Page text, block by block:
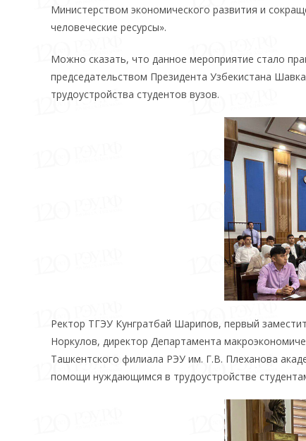
Министерством экономического развития и
человеческие ресурсы».
Можно сказать, что данное мероприятие стало
председательством Президента Узбекистана
трудоустройства студентов вузов.
Ректор ТГЭУ Кунгратбай Шарипов, первый
Норкулов, директор Департамента
Ташкентского филиала РЭУ им. Г.В. Плеханова
помощи нуждающимся в трудоустройстве